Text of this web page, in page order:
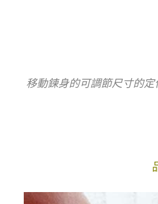
移動鍊身的可調節尺寸的